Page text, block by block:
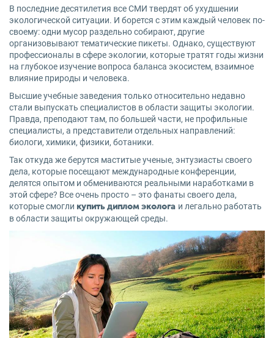
В последние десятилетия все СМИ твердят об ухудшении
экологической ситуации. И борется с этим каждый человек по-
своему: одни мусор раздельно собирают, другие
организовывают тематические пикеты. Однако, существуют
профессионалы в сфере экологии, которые тратят годы жизни
на глубокое изучение вопроса баланса экосистем, взаимное
влияние природы и человека.
Высшие учебные заведения только относительно недавно
стали выпускать специалистов в области защиты экологии.
Правда, преподают там, по большей части, не профильные
специалисты, а представители отдельных направлений:
биологи, химики, физики, ботаники.
Так откуда же берутся маститые ученые, энтузиасты своего
дела, которые посещают международные конференции,
делятся опытом и обмениваются реальными наработками в
этой сфере? Все очень просто – это фанаты своего дела,
которые смогли купить диплом эколога и легально работать
в области защиты окружающей среды.